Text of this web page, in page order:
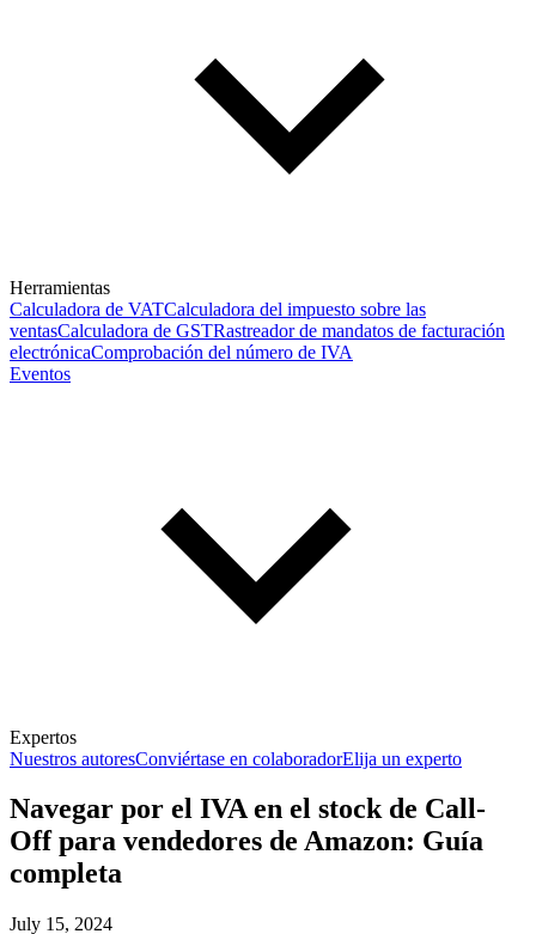
Herramientas
Calculadora de VATCalculadora del impuesto sobre las
ventasCalculadora de GSTRastreador de mandatos de facturación
electrónicaComprobación del número de IVA
Eventos
Expertos
Nuestros autoresConviértase en colaboradorElija un experto
Navegar por el IVA en el stock de Call-
Off para vendedores de Amazon: Guía
completa
July 15, 2024